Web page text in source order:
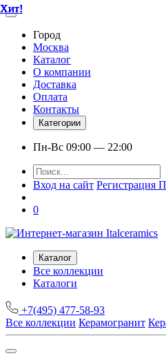
Город
Москва
Каталог
О компании
Доставка
Оплата
Контакты
Категории
Пн-Вс 09:00 — 22:00
Вход на сайт Регистрация
0
Каталог
Все коллекции
Каталоги
+7(495) 477-58-93
Все коллекции Керамогранит
Хит!
Хит!
Хит!
Хит!
Хит!
Хит!
Хит!